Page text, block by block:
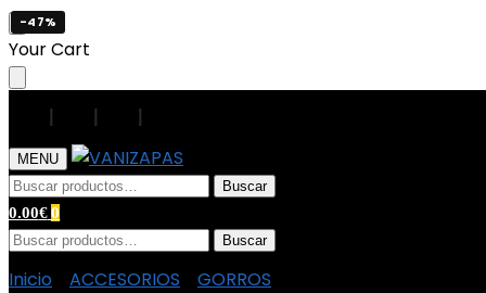
Your Cart
| | |
MENU
Buscar
0.00€ 0
Buscar
Search
Inicio ACCESORIOS GORROS
-47%